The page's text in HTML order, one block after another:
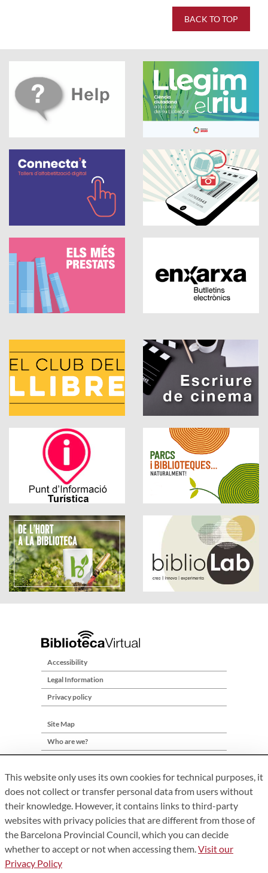
BACK TO TOP
Accessibility
Legal Information
Privacy policy
Site Map
Who are we?
Àrea de Cultura – Gerència de Serveis de Biblioteques. Comte
This website only uses its own cookies for technical purposes, it
does not collect or transfer personal data from users without
their knowledge. However, it contains links to third-party
websites with privacy policies that are different from those of
the Barcelona Provincial Council, which you can decide
whether to accept or not when accessing them.Visit our
Privacy Policy